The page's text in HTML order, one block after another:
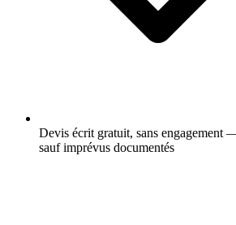
Devis écrit gratuit, sans engagement
sauf imprévus documentés